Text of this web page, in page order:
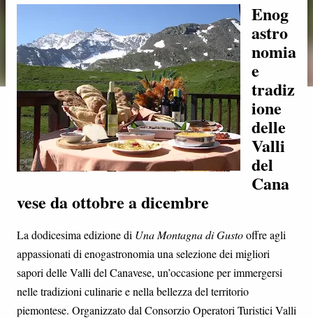
Enog
astro
nomia
e
tradiz
ione
delle
Valli
del
Cana
vese da ottobre a dicembre
La dodicesima edizione di Una Montagna di Gustooffre agli
appassionati di enogastronomia una selezione dei migliori
sapori delle Valli del Canavese, un’occasione per immergersi
nelle tradizioni culinarie e nella bellezza del territorio
piemontese. Organizzato dal Consorzio Operatori Turistici Valli